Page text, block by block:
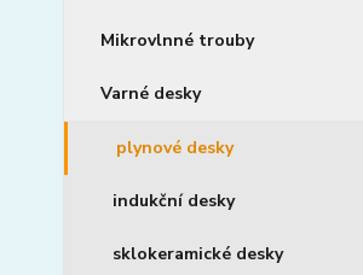
Mikrovlnné trouby
Varné desky
plynové desky
indukční desky
sklokeramické desky